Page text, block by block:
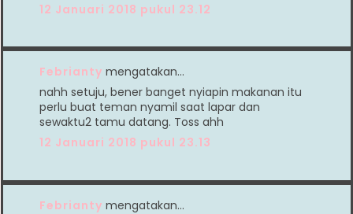
12 Januari 2018 pukul 23.12
Febrianty mengatakan…
nahh setuju, bener banget nyiapin makanan itu
perlu buat teman nyamil saat lapar dan
sewaktu2 tamu datang. Toss ahh
12 Januari 2018 pukul 23.13
Febrianty mengatakan…